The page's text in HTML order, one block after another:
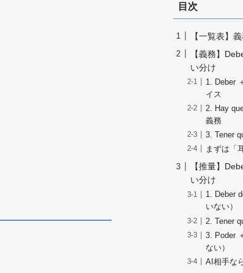
目次
【一覧表】
【義務】
い分け
1. Deber
イス
2. Hay
義務
3. Tener
まずは「
【推量】
い分け
1. Deber
いない）
2. Tener
3. Poder
ない）
AI相手な